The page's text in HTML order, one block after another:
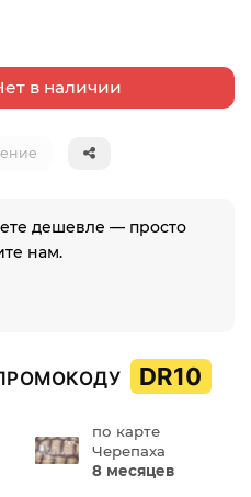
в наличии
дешевле — просто
нам.
DR10
по карте
Черепаха
8 месяцев